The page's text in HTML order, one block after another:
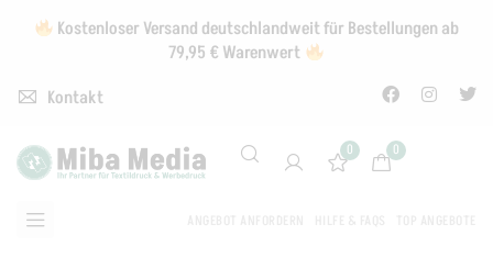
Kontakt
Kostenloser Versand deutschlandweit für Bestellungen ab
79,95 € Warenwert
0 0